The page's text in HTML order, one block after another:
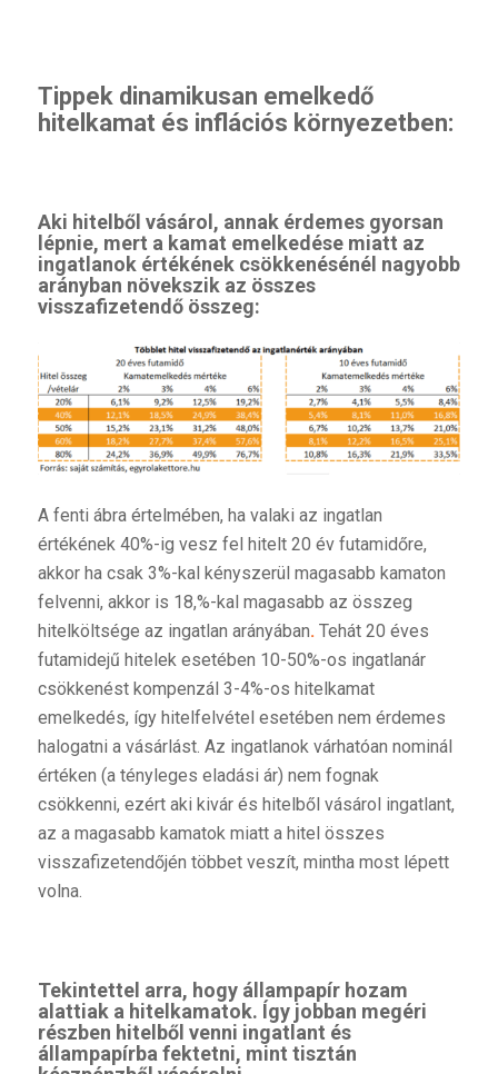
Tippek dinamikusan emelkedő
hitelkamat és inflációs környezetben:
Aki hitelből vásárol, annak érdemes gyorsan
lépnie, mert a kamat emelkedése miatt az
ingatlanok értékének csökkenésénél nagyobb
arányban növekszik az összes
visszafizetendő összeg:
A fenti ábra értelmében, ha valaki az ingatlan
értékének 40%-ig vesz fel hitelt 20 év futamidőre,
akkor ha csak 3%-kal kényszerül magasabb kamaton
felvenni, akkor is 18,%-kal magasabb az összeg
hitelköltsége az ingatlan arányában. Tehát 20 éves
futamidejű hitelek esetében 10-50%-os ingatlanár
csökkenést kompenzál 3-4%-os hitelkamat
emelkedés, így hitelfelvétel esetében nem érdemes
halogatni a vásárlást. Az ingatlanok várhatóan nominál
értéken (a tényleges eladási ár) nem fognak
csökkenni, ezért aki kivár és hitelből vásárol ingatlant,
az a magasabb kamatok miatt a hitel összes
visszafizetendőjén többet veszít, mintha most lépett
volna.
Tekintettel arra, hogy állampapír hozam
alattiak a hitelkamatok. Így jobban megéri
részben hitelből venni ingatlant és
állampapírba fektetni, mint tisztán